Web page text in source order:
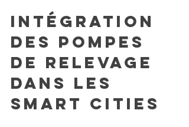
Intégration
des Pompes
de Relevage
dans les
Smart Cities